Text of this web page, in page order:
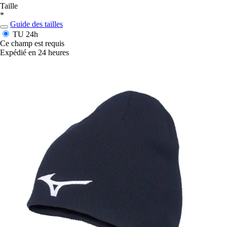
Taille
*
Guide des tailles
TU 24h
Ce champ est requis
Expédié en 24 heures